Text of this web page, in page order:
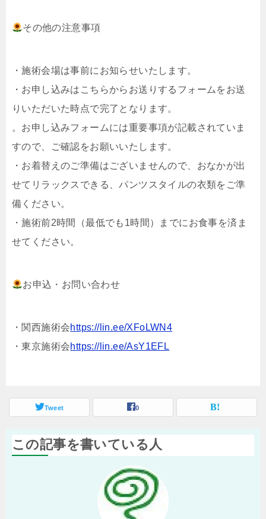
その他の注意事項
・施術会場は事前にお知らせいたします。
・お申し込みはこちらからお送りするフォームをお送
りいただいた時点で完了となります。
。お申し込みフォームには重要事項が記載されていま
すので、ご確認をお願いいたします。
・お着替えのご準備はございませんので、おなかが出
せてリラックスできる、パンツスタイルの衣類をご準
備ください。
・施術前2時間（最低でも1時間）までにお食事を済ま
せてください。
お申込・お問い合わせ
・関西施術会https://lin.ee/XFoLWN4
・東京施術会https://lin.ee/AsY1EFL
Tweet 0
この記事を書いている人